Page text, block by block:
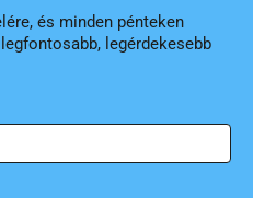
és minden pénteken
legérdekesebb